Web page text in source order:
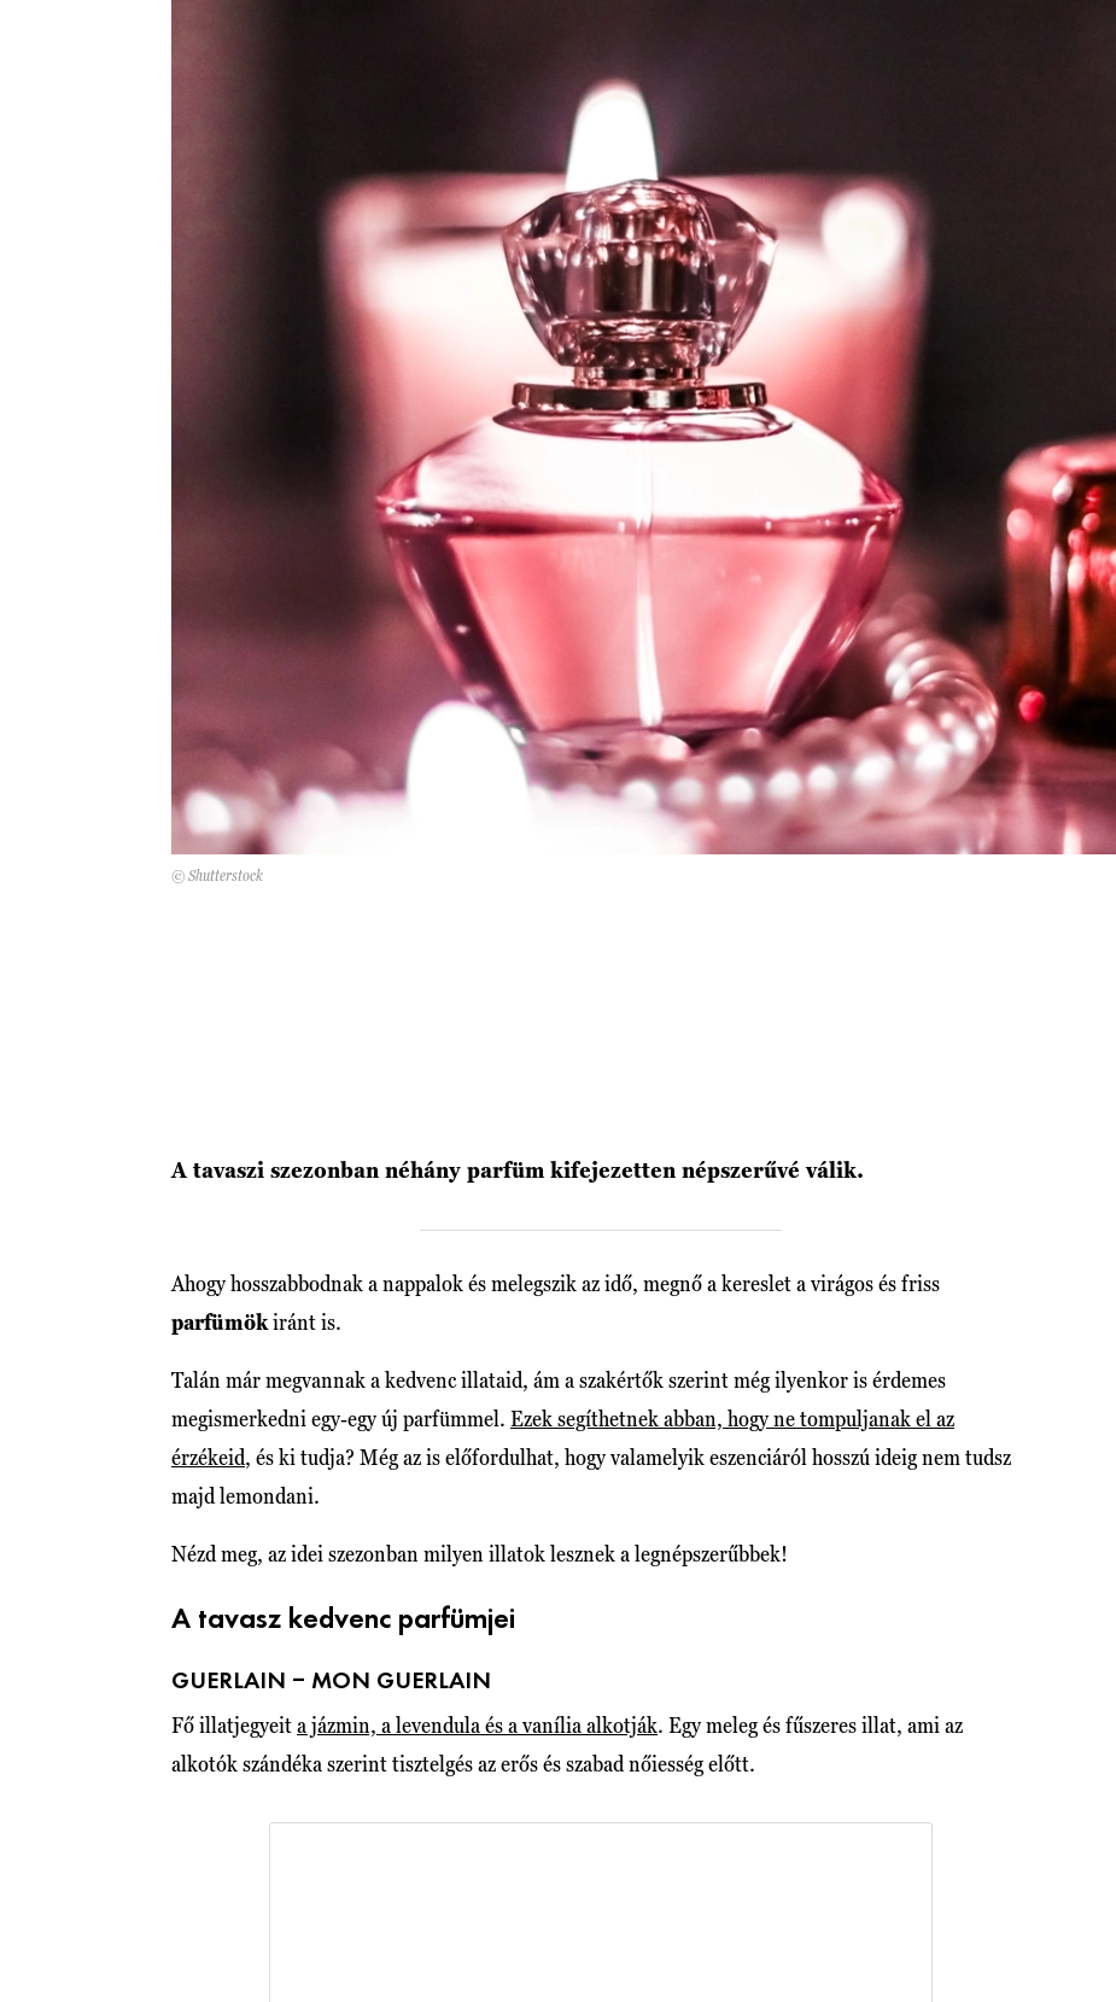
© Shutterstock
A tavaszi szezonban néhány parfüm kifejezetten népszerűvé válik.
Ahogy hosszabbodnak a nappalok és melegszik az idő, megnő a kereslet a virágos és friss
parfümökiránt is.
Talán már megvannak a kedvenc illataid, ám a szakértők szerint még ilyenkor is érdemes
megismerkedni egy-egy új parfümmel. Ezek segíthetnek abban, hogy ne tompuljanak el az
érzékeid, és ki tudja? Még az is előfordulhat, hogy valamelyik eszenciáról hosszú ideig nem tudsz
majd lemondani.
Nézd meg, az idei szezonban milyen illatok lesznek a legnépszerűbbek!
A tavasz kedvenc parfümjei
GUERLAIN – MON GUERLAIN
Fő illatjegyeita jázmin, a levendula és a vanília alkotják. Egy meleg és fűszeres illat, ami az
alkotók szándéka szerint tisztelgés az erős és szabad nőiesség előtt.